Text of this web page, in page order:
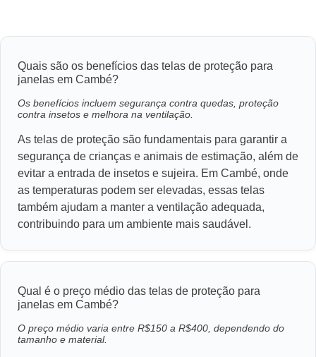
Quais são os benefícios das telas de proteção para
janelas em Cambé?
Os benefícios incluem segurança contra quedas, proteção
contra insetos e melhora na ventilação.
As telas de proteção são fundamentais para garantir a
segurança de crianças e animais de estimação, além de
evitar a entrada de insetos e sujeira. Em Cambé, onde
as temperaturas podem ser elevadas, essas telas
também ajudam a manter a ventilação adequada,
contribuindo para um ambiente mais saudável.
Qual é o preço médio das telas de proteção para
janelas em Cambé?
O preço médio varia entre R$150 a R$400, dependendo do
tamanho e material.